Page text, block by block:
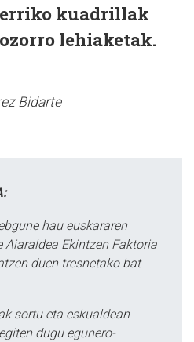
kuadrillak
lehiaketak.
Bidarte
hau euskararen
Ekintzen Faktoria
duen tresnetako bat
sortu eta eskualdean
dugu egunero-